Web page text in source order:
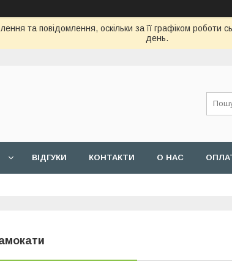
та повідомлення, оскільки за її графіком
день.
ВIДГУКИ КОНТАКТИ О НАС